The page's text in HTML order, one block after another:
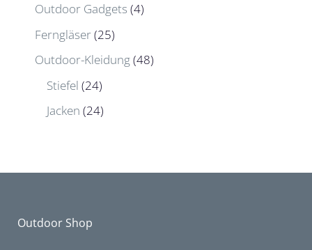
Outdoor Gadgets (4)
Ferngläser(25)
Outdoor-Kleidung(48)
Stiefel (24)
Jacken (24)
Outdoor Shop